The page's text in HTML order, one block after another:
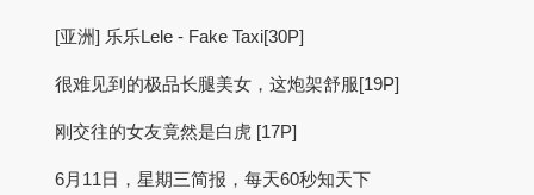
[亚洲] 乐乐Lele - Fake Taxi[30P]
很难见到的极品长腿美女，这炮架舒服[19P]
刚交往的女友竟然是白虎 [17P]
6月11日，星期三简报，每天60秒知天下